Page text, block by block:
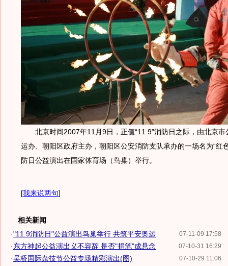
北京时间2007年11月9日，正值“11.9”消防日之际，由北京市
运办、朝阳区政府主办，朝阳区公安消防支队承办的一场名为“红
防日公益演出在国家体育场（鸟巢）举行。
[我来说两句]
相关新闻
07-11-09 17:58
·"11.9消防日"公益演出鸟巢举行 共筑平安奥运
07-10-31 16:29
·东方神起公益演出义不容辞 是否"捐笔"成悬念
07-10-29 11:06
·吴桥国际杂技节公益专场精彩演出(图)